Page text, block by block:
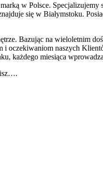
w Polsce.
się w Białymstoku.
Bazując na wieloletnim
naszych
każdego miesiąca